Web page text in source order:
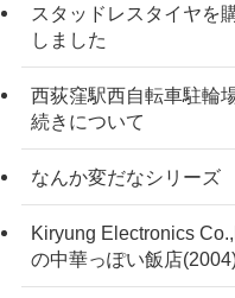
スタッドレスタイヤを
しました
西荻窪駅西自転車駐輪
続きについて
なんか変だなシリーズ
Kiryung Electronics
の中華っぽい飯店